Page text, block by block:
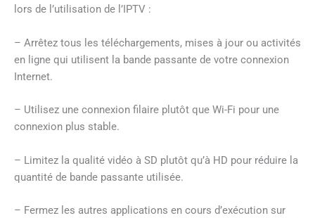
lors de l’utilisation de l’IPTV :
– Arrêtez tous les téléchargements, mises à jour ou activités
en ligne qui utilisent la bande passante de votre connexion
Internet.
– Utilisez une connexion filaire plutôt que Wi-Fi pour une
connexion plus stable.
– Limitez la qualité vidéo à SD plutôt qu’à HD pour réduire la
quantité de bande passante utilisée.
– Fermez les autres applications en cours d’exécution sur